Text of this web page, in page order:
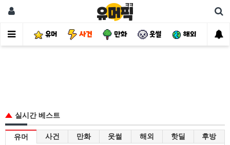
유머 사건 만화 웃썰 해외 핫
실시간 베스트
유머 사건 만화 웃썰 해외 핫딜 후방